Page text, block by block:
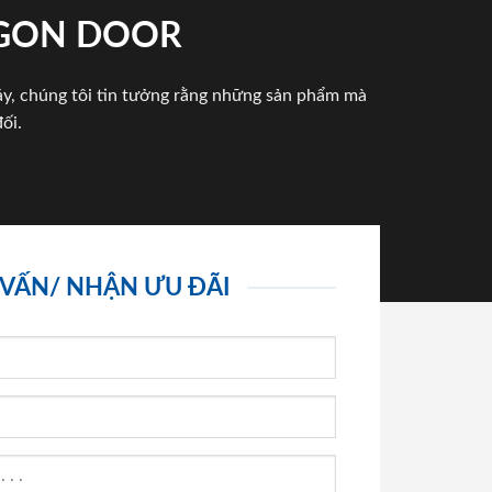
DOOR
chúng tôi tin tưởng rằng những sản phẩm mà
NHẬN ƯU ĐÃI